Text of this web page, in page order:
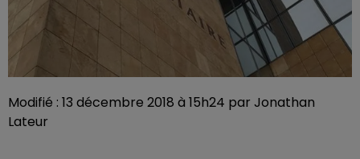
Modifié : 13 décembre 2018 à 15h24 par Jonathan
Lateur